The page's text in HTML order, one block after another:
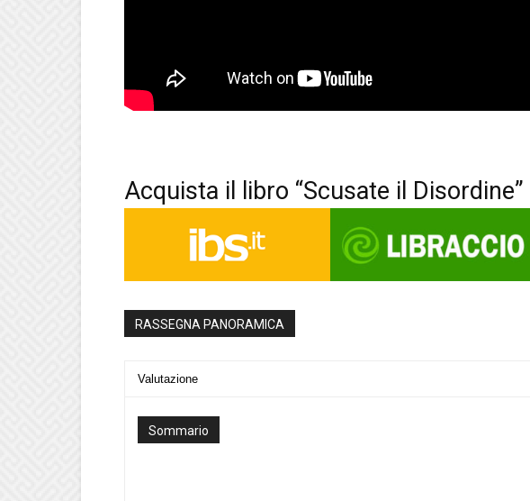
Acquista il libro “Scusate il Disordine”
RASSEGNA PANORAMICA
Valutazione
Sommario